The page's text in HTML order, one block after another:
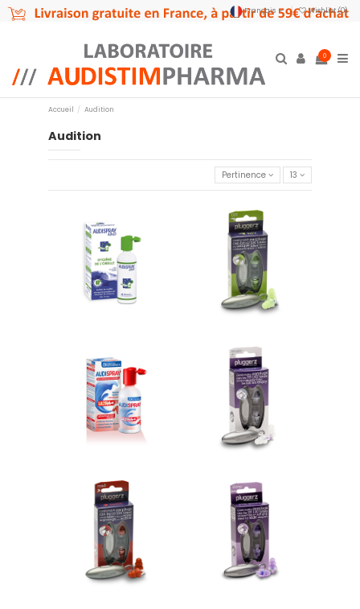
Français Wishlist (0)
0
Accueil Audition
Audition
Pertinence 13
Audispray - Hygiène de
l'oreille
11,26 €
Ajouter au panier
Protection auditive bricolage
14,95 €
Ajouter au panier
Audispray - Bouchons de
cérumen
10,12 €
Ajouter au panier
Protection auditive musique
14,95 €
Ajouter au panier
Protection auditive route et
moto
14,95 €
Ajouter au panier
Protection auditive sommeil
14,95 €
Ajouter au panier